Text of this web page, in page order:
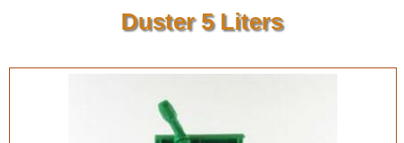
Duster 5 Liters